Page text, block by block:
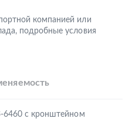
компанией или
подробные условия
с кронштейном